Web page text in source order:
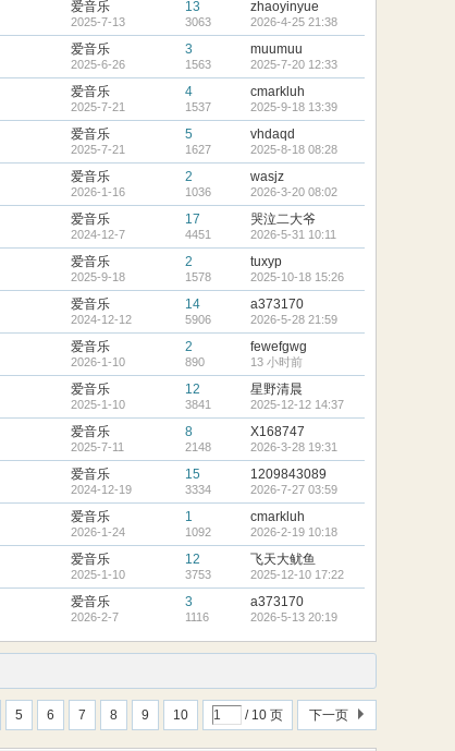
爱音乐
2025-7-13
13
3063
zhaoyinyue
2026-4-25 21:38
爱音乐
2025-6-26
3
1563
muumuu
2025-7-20 12:33
爱音乐
2025-7-21
4
1537
cmarkluh
2025-9-18 13:39
爱音乐
2025-7-21
5
1627
vhdaqd
2025-8-18 08:28
爱音乐
2026-1-16
2
1036
wasjz
2026-3-20 08:02
爱音乐
2024-12-7
17
4451
哭泣二大爷
2026-5-31 10:11
爱音乐
2025-9-18
2
1578
tuxyp
2025-10-18 15:26
爱音乐
2024-12-12
14
5906
a373170
2026-5-28 21:59
爱音乐
2026-1-10
2
890
fewefgwg
13 小时前
爱音乐
2025-1-10
12
3841
星野清晨
2025-12-12 14:37
爱音乐
2025-7-11
8
2148
X168747
2026-3-28 19:31
爱音乐
2024-12-19
15
3334
1209843089
2026-7-27 03:59
爱音乐
2026-1-24
1
1092
cmarkluh
2026-2-19 10:18
爱音乐
2025-1-10
12
3753
飞天大鱿鱼
2025-12-10 17:22
爱音乐
2026-2-7
3
1116
a373170
2026-5-13 20:19
5 6 7 8 9 10 / 10 页 下一页